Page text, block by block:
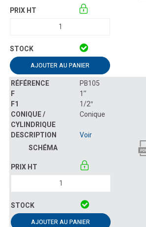
AJOUTER AU PANIER
PB105
1’’
1/2″
Conique
Voir
AJOUTER AU PANIER